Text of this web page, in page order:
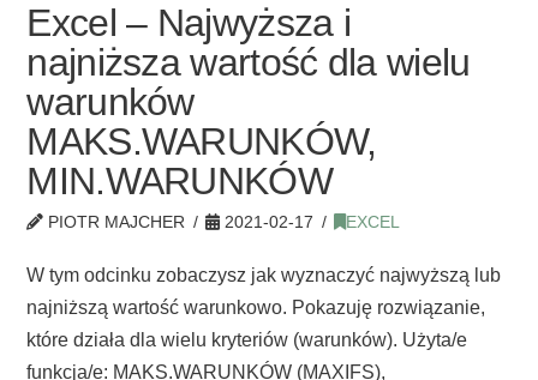
Excel – Najwyższa i
najniższa wartość dla wielu
warunków
MAKS.WARUNKÓW,
MIN.WARUNKÓW
PIOTR MAJCHER 2021-02-17 EXCEL
W tym odcinku zobaczysz jak wyznaczyć najwyższą lub
najniższą wartość warunkowo. Pokazuję rozwiązanie,
które działa dla wielu kryteriów (warunków). Użyta/e
funkcja/e: MAKS.WARUNKÓW (MAXIFS),